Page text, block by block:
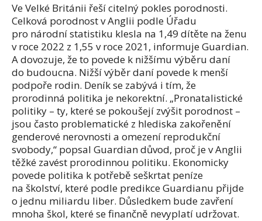
Ve Velké Británii řeší citelný pokles porodnosti.
Celková porodnost v Anglii podle Úřadu
pro národní statistiku klesla na 1,49 dítěte na ženu
v roce 2022 z 1,55 v roce 2021, informuje Guardian.
A dovozuje, že to povede k nižšímu výběru daní
do budoucna. Nižší výběr daní povede k menší
podpoře rodin. Deník se zabývá i tím, že
prorodinná politika je nekorektní. „Pronatalistické
politiky – ty, které se pokoušejí zvýšit porodnost –
jsou často problematické z hlediska zakořenění
genderové nerovnosti a omezení reprodukční
svobody,“ popsal Guardian důvod, proč je v Anglii
těžké zavést prorodinnou politiku. Ekonomicky
povede politika k potřebě seškrtat peníze
na školství, které podle predikce Guardianu přijde
o jednu miliardu liber. Důsledkem bude zavření
mnoha škol, které se finančně nevyplatí udržovat.